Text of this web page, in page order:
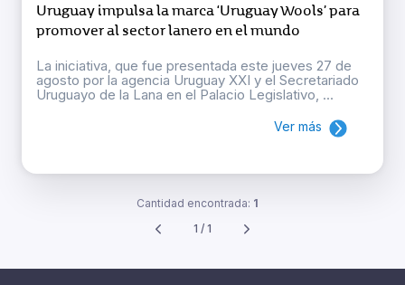
Uruguay impulsa la marca ‘Uruguay Wools’ para
promover al sector lanero en el mundo
La iniciativa, que fue presentada este jueves 27 de
agosto por la agencia Uruguay XXI y el Secretariado
Uruguayo de la Lana en el Palacio Legislativo, ...
Ver más
Cantidad encontrada: 1
1 / 1